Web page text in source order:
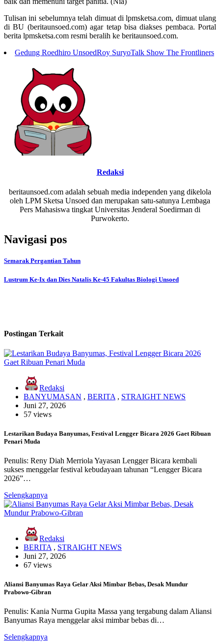
Tulisan ini sebelumnya telah dimuat di lpmsketsa.com, dimuat ulang
di BU (beritaunsoed.com) agar tetap bisa diakses pembaca. Portal
berita lpmsketsa.com resmi beralih ke beritaunsoed.com.
Gedung Roedhiro UnsoedRoy SuryoTalk Show The Frontliners
Redaksi
beritaunsoed.com adalah sebuah media independen yang dikelola
oleh LPM Sketsa Unsoed dan merupakan satu-satunya Lembaga
Pers Mahasiswa tingkat Universitas Jenderal Soedirman di
Purwokerto.
Navigasi pos
Semarak Pergantian Tahun
Lustrum Ke-Ix dan Dies Natalis Ke-45 Fakultas Biologi Unsoed
Postingan Terkait
Redaksi
BANYUMASAN , BERITA , STRAIGHT NEWS
Juni 27, 2026
57 views
Lestarikan Budaya Banyumas, Festival Lengger Bicara 2026 Gaet Ribuan
Penari Muda
Penulis: Reny Diah Merriola Yayasan Lengger Bicara kembali
sukses menggelar festival kebudayaan tahunan “Lengger Bicara
2026”…
Selengkapnya
Redaksi
BERITA , STRAIGHT NEWS
Juni 27, 2026
67 views
Aliansi Banyumas Raya Gelar Aksi Mimbar Bebas, Desak Mundur
Prabowo-Gibran
Penulis: Kania Nurma Gupita Massa yang tergabung dalam Aliansi
Banyumas Raya menggelar aksi mimbar bebas di…
Selengkapnya